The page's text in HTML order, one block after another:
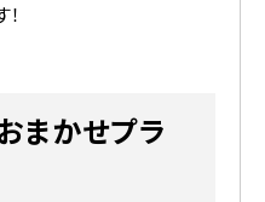
まかせプラ